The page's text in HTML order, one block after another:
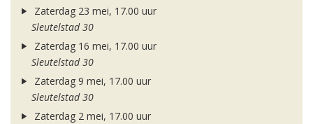
Zaterdag 23 mei, 17.00 uur
Sleutelstad 30
Zaterdag 16 mei, 17.00 uur
Sleutelstad 30
Zaterdag 9 mei, 17.00 uur
Sleutelstad 30
Zaterdag 2 mei, 17.00 uur